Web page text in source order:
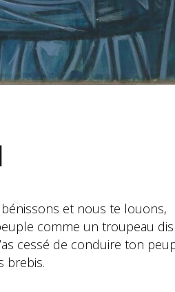
et nous te louons,
comme un troupeau
cessé de conduire ton
brebis.